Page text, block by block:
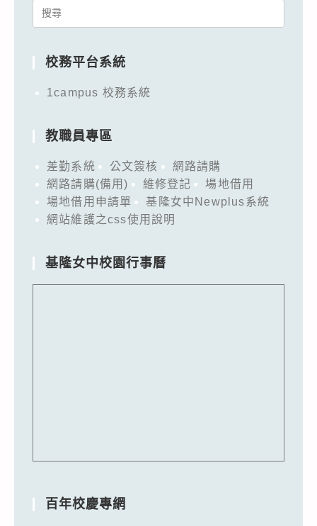
Search
校務平台系統
1campus 校務系統
教職員專區
差勤系統 公文簽核
網路請購
網路請購(備用)
維修登記
場地借用
場地借用申請單
基隆女中Newplus系統
網站維護之css使用說明
基隆女中校園行事曆
百年校慶專網